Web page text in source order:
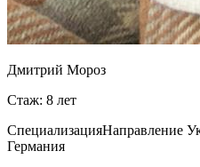
Дмитрий Мороз
Стаж: 8 лет
СпециализацияНаправление
Германия